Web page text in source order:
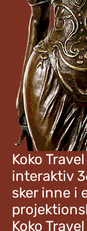
Koko
interaktiv
sker inne i
Koko